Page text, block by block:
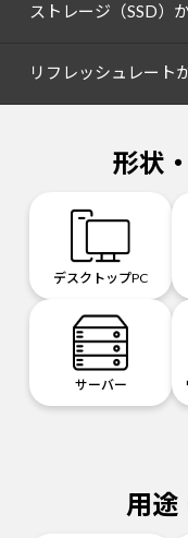
ストレージ（SSD）
リフレッシュレート
形状
デスクトップPC
サーバー
用途